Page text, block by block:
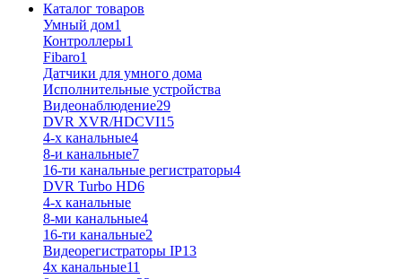
Каталог товаров
Умный дом1
Контроллеры1
Fibaro1
Датчики для умного дома
Исполнительные устройства
Видеонаблюдение29
DVR XVR/HDCVI15
4-x канальные4
8-и канальные7
16-ти канальные регистраторы4
DVR Turbo HD6
4-х канальные
8-ми канальные4
16-ти канальные2
Видеорегистраторы IP13
4х канальные11